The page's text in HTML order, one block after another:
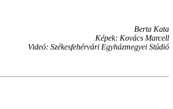
Berta Kata
Képek: Kovács Marcell
Videó: Székesfehérvári Egyházmegyei Stúdió